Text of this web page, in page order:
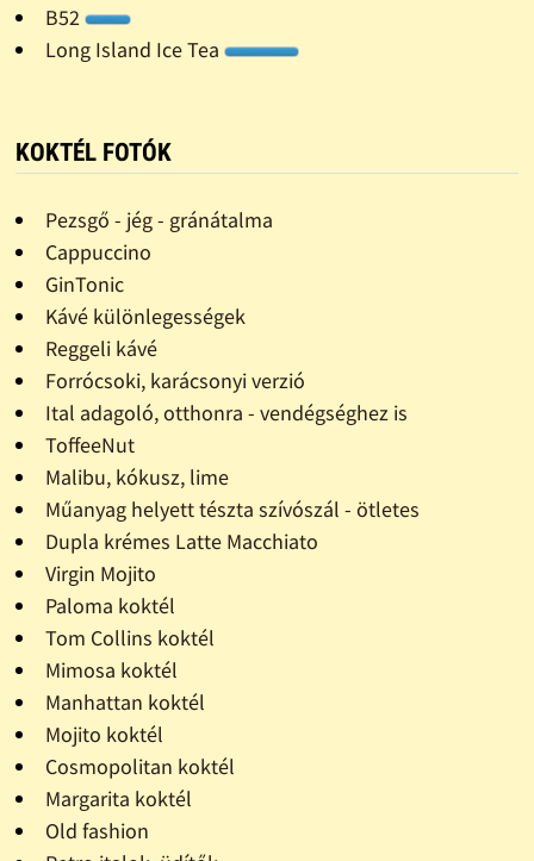
B52
Long Island Ice Tea
KOKTÉL FOTÓK
Pezsgő - jég - gránátalma
Cappuccino
GinTonic
Kávé különlegességek
Reggeli kávé
Forrócsoki, karácsonyi verzió
Ital adagoló, otthonra - vendégséghez is
ToffeeNut
Malibu, kókusz, lime
Műanyag helyett tészta szívószál - ötletes
Dupla krémes Latte Macchiato
Virgin Mojito
Paloma koktél
Tom Collins koktél
Mimosa koktél
Manhattan koktél
Mojito koktél
Cosmopolitan koktél
Margarita koktél
Old fashion